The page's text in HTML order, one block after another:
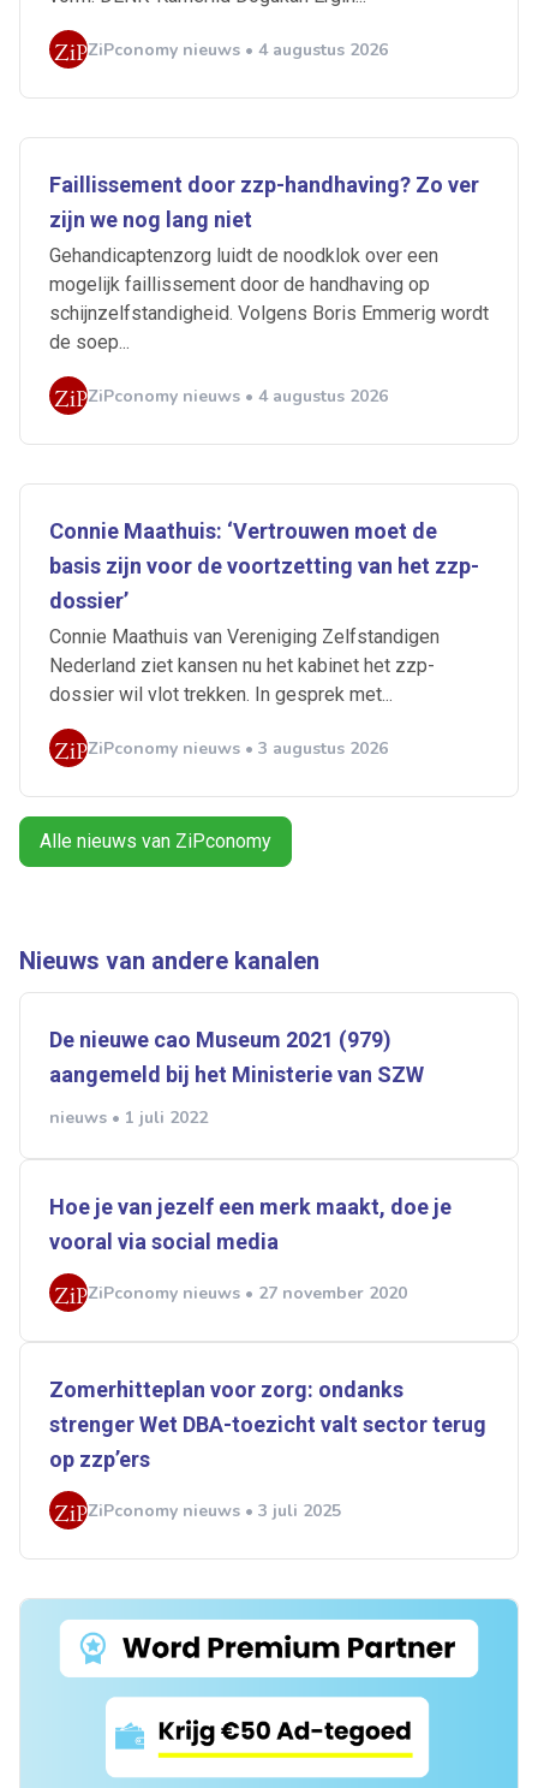
ZiPconomy nieuws • 4 augustus 2026
Faillissement door zzp-handhaving? Zo ver
zijn we nog lang niet
Gehandicaptenzorg luidt de noodklok over een
mogelijk faillissement door de handhaving op
schijnzelfstandigheid. Volgens Boris Emmerig wordt
de soep...
ZiPconomy nieuws • 4 augustus 2026
Connie Maathuis: ‘Vertrouwen moet de
basis zijn voor de voortzetting van het zzp-
dossier’
Connie Maathuis van Vereniging Zelfstandigen
Nederland ziet kansen nu het kabinet het zzp-
dossier wil vlot trekken. In gesprek met...
ZiPconomy nieuws • 3 augustus 2026
Alle nieuws van ZiPconomy
Nieuws van andere kanalen
De nieuwe cao Museum 2021 (979)
aangemeld bij het Ministerie van SZW
nieuws • 1 juli 2022
Hoe je van jezelf een merk maakt, doe je
vooral via social media
ZiPconomy nieuws • 27 november 2020
Zomerhitteplan voor zorg: ondanks
strenger Wet DBA-toezicht valt sector terug
op zzp’ers
ZiPconomy nieuws • 3 juli 2025
Ontvang vacatures direct in
je mailbox
Alles Ingezonden ABU
Bureau Cicero
Doorzaam
Flexmarkt Flexnieuws
NBBU